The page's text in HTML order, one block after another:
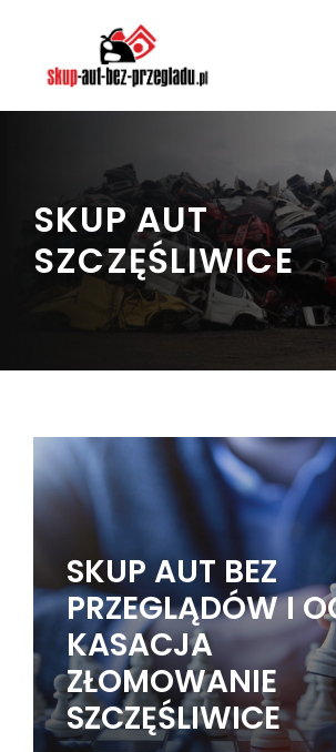
treści
SKUP AUT
SZCZĘŚLIWICE
SKUP AUT BEZ
PRZEGLĄDÓW I
KASACJA
ZŁOMOWANIE
SZCZĘŚLIWICE